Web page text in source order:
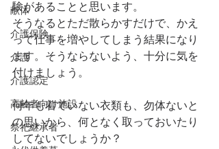
献体
介護保険
介護
介護認定
高齢者向け施設
祭祀継承者
験があることと思います。
そうなるとただ散らかすだけで、かえ
って仕事を増やしてしまう結果になり
ます。そうならないよう、十分に気を
付けましょう。
何年も着ていない衣類も、勿体ないと
の思いから、何となく取っておいたり
してないでしょうか？